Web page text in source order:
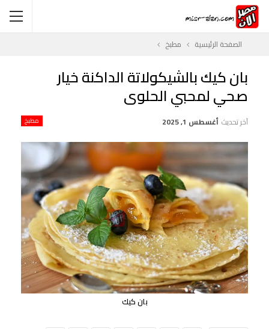
الصفحة الرئيسية مطبخ
بان كيك بالشيكولاتة الداكنة خيار
صحي لمحبي الحلوى
مطبخ آخر تحديث أغسطس 1, 2025
بان كيك